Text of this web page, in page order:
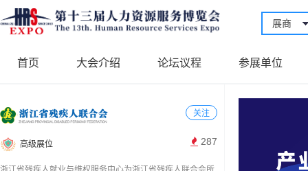
展商
首页 大会介绍 论坛议程 参展单位
关注
高级展位 287